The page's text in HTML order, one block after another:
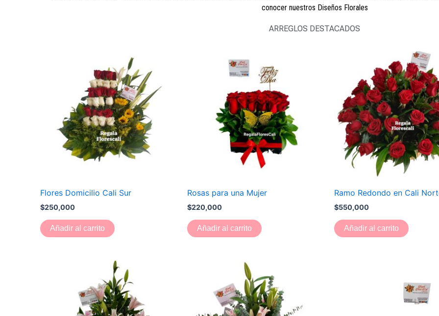
conocer nuestros Diseños Florales
ARREGLOS DESTACADOS
Flores Domicilio Cali Sur
$250,000
Añadir al carrito
Rosas para una Mujer
$220,000
Añadir al carrito
Ramo Redondo en Cali
$550,000
Añadir al carrito